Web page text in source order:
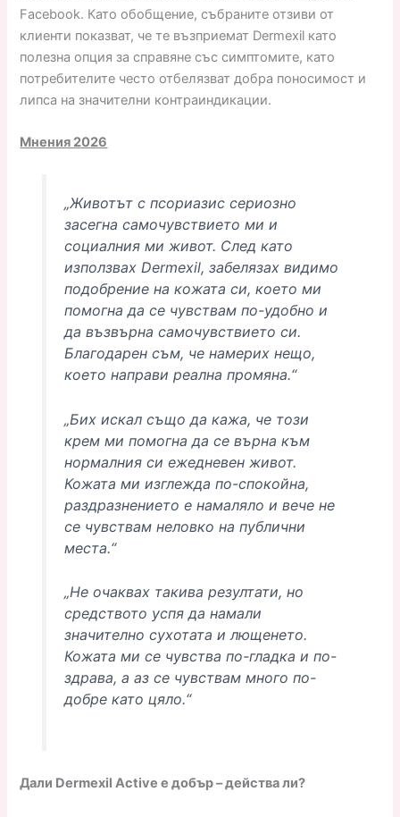
Facebook. Като обобщение, събраните отзиви от
клиенти показват, че те възприемат Dermexil като
полезна опция за справяне със симптомите, като
потребителите често отбелязват добра поносимост и
липса на значителни контраиндикации.
Мнения 2026
„Животът с псориазис сериозно
засегна самочувствието ми и
социалния ми живот. След като
използвах Dermexil, забелязах видимо
подобрение на кожата си, което ми
помогна да се чувствам по-удобно и
да възвърна самочувствието си.
Благодарен съм, че намерих нещо,
което направи реална промяна.“
„Бих искал също да кажа, че този
крем ми помогна да се върна към
нормалния си ежедневен живот.
Кожата ми изглежда по-спокойна,
раздразнението е намаляло и вече не
се чувствам неловко на публични
места.“
„Не очаквах такива резултати, но
средството успя да намали
значително сухотата и лющенето.
Кожата ми се чувства по-гладка и по-
здрава, а аз се чувствам много по-
добре като цяло.“
Дали Dermexil Active е добър – действа ли?